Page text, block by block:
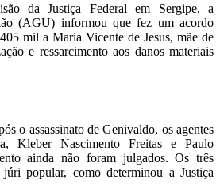
da Justiça Federal em Sergipe, a
(AGU) informou que fez um acordo
mil a Maria Vicente de Jesus, mãe de
e ressarcimento aos danos materiais
o assassinato de Genivaldo, os agentes
Kleber Nascimento Freitas e Paulo
ainda não foram julgados. Os três
popular, como determinou a Justiça